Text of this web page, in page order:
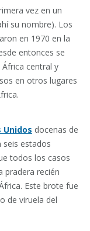
vez en un
su nombre). Los
en 1970 en la
entonces se
central y
en otros lugares
Unidos docenas de
seis estados
todos los casos
pradera recién
Este brote fue
de viruela del